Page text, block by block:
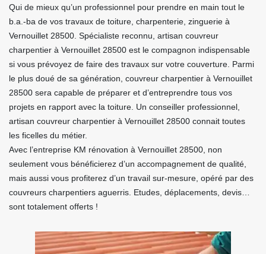
Qui de mieux qu’un professionnel pour prendre en main tout le
b.a.-ba de vos travaux de toiture, charpenterie, zinguerie à
Vernouillet 28500. Spécialiste reconnu, artisan couvreur
charpentier à Vernouillet 28500 est le compagnon indispensable
si vous prévoyez de faire des travaux sur votre couverture. Parmi
le plus doué de sa génération, couvreur charpentier à Vernouillet
28500 sera capable de préparer et d’entreprendre tous vos
projets en rapport avec la toiture. Un conseiller professionnel,
artisan couvreur charpentier à Vernouillet 28500 connait toutes
les ficelles du métier.
Avec l’entreprise KM rénovation à Vernouillet 28500, non
seulement vous bénéficierez d’un accompagnement de qualité,
mais aussi vous profiterez d’un travail sur-mesure, opéré par des
couvreurs charpentiers aguerris. Etudes, déplacements, devis…
sont totalement offerts !